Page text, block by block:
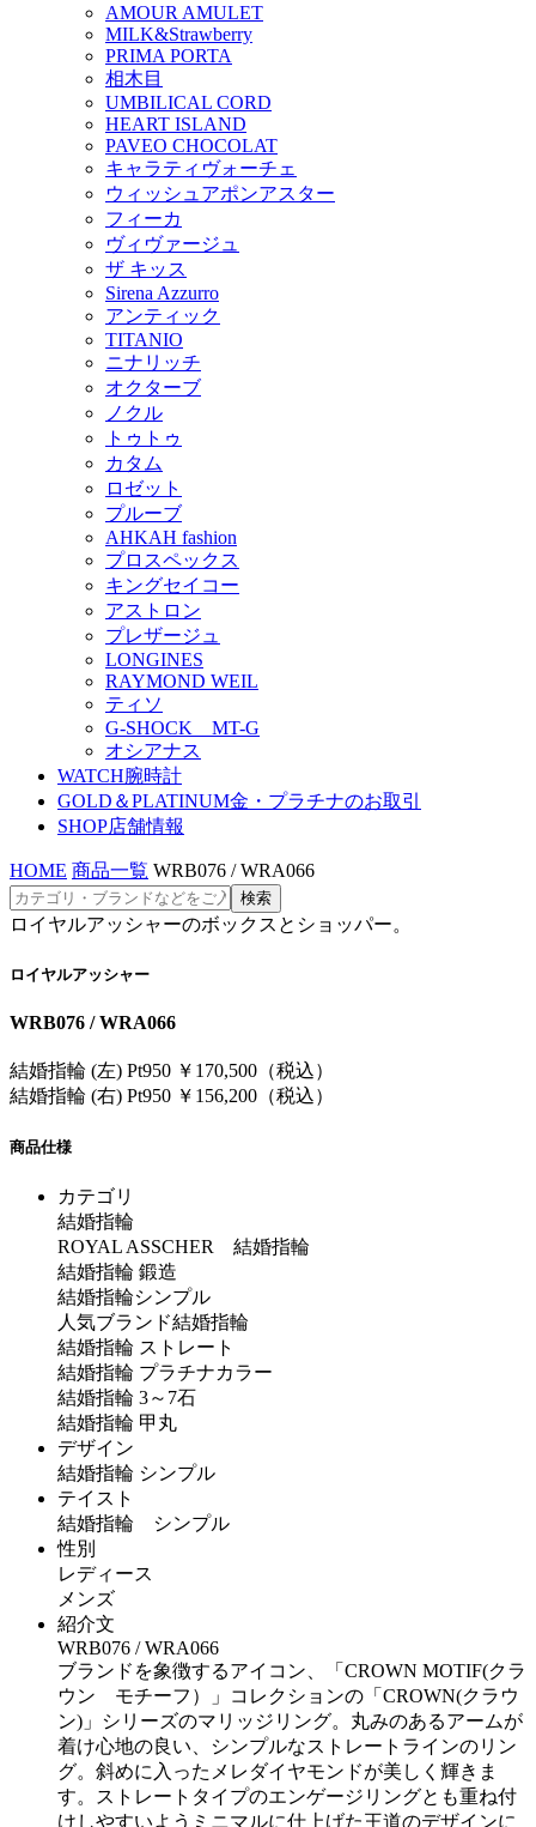
AMOUR AMULET
MILK&Strawberry
PRIMA PORTA
相木目
UMBILICAL CORD
HEART ISLAND
PAVEO CHOCOLAT
キャラティヴォーチェ
ウィッシュアポンアスター
フィーカ
ヴィヴァージュ
ザ キッス
Sirena Azzurro
アンティック
TITANIO
ニナリッチ
オクターブ
ノクル
トゥトゥ
カタム
ロゼット
プルーブ
AHKAH fashion
プロスペックス
キングセイコー
アストロン
プレザージュ
LONGINES
RAYMOND WEIL
ティソ
G-SHOCK MT-G
オシアナス
WATCH腕時計
GOLD＆PLATINUM金・プラチナのお取引
SHOP店舗情報
HOME 商品一覧 WRB076 / WRA066
ロイヤルアッシャーのボックスとショッパー。
ロイヤルアッシャー
WRB076 / WRA066
結婚指輪 (左) Pt950 ￥170,500（税込）
結婚指輪 (右) Pt950 ￥156,200（税込）
商品仕様
カテゴリ
結婚指輪
ROYAL ASSCHER 結婚指輪
結婚指輪 鍛造
結婚指輪シンプル
人気ブランド結婚指輪
結婚指輪 ストレート
結婚指輪 プラチナカラー
結婚指輪 3～7石
結婚指輪 甲丸
デザイン
結婚指輪 シンプル
テイスト
結婚指輪 シンプル
性別
レディース
メンズ
紹介文
WRB076 / WRA066
ブランドを象徴するアイコン、「CROWN MOTIF(クラ
ウン モチーフ）」コレクションの「CROWN(クラウ
ン)」シリーズのマリッジリング。丸みのあるアームが
着け心地の良い、シンプルなストレートラインのリン
グ。斜めに入ったメレダイヤモンドが美しく輝きま
す。ストレートタイプのエンゲージリングとも重ね付
けしやすいようミニマルに仕上げた王道のデザインに